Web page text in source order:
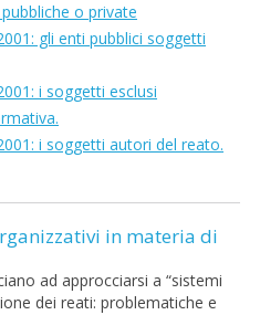
o private
gli enti pubblici soggetti
i soggetti esclusi
i soggetti autori del reato.
in materia di
ad approcciarsi a “sistemi
dei reati: problematiche e